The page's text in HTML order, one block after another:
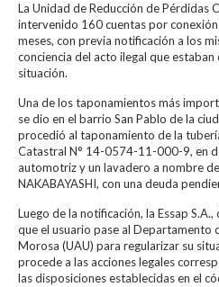
La Unidad de Reducción de Pérdidas
intervenido 160 cuentas por
meses, con previa notificación a los
conciencia del acto ilegal que
situación.
Una de los taponamientos más
se dio en el barrio San Pablo de la
procedió al taponamiento de la
Catastral N° 14-0574-11-000-9, en
automotriz y un lavadero a nombre
NAKABAYASHI, con una deuda
Luego de la notificación, la Essap
que el usuario pase al Departamento
Morosa (UAU) para regularizar su
procede a las acciones legales
las disposiciones establecidas en el